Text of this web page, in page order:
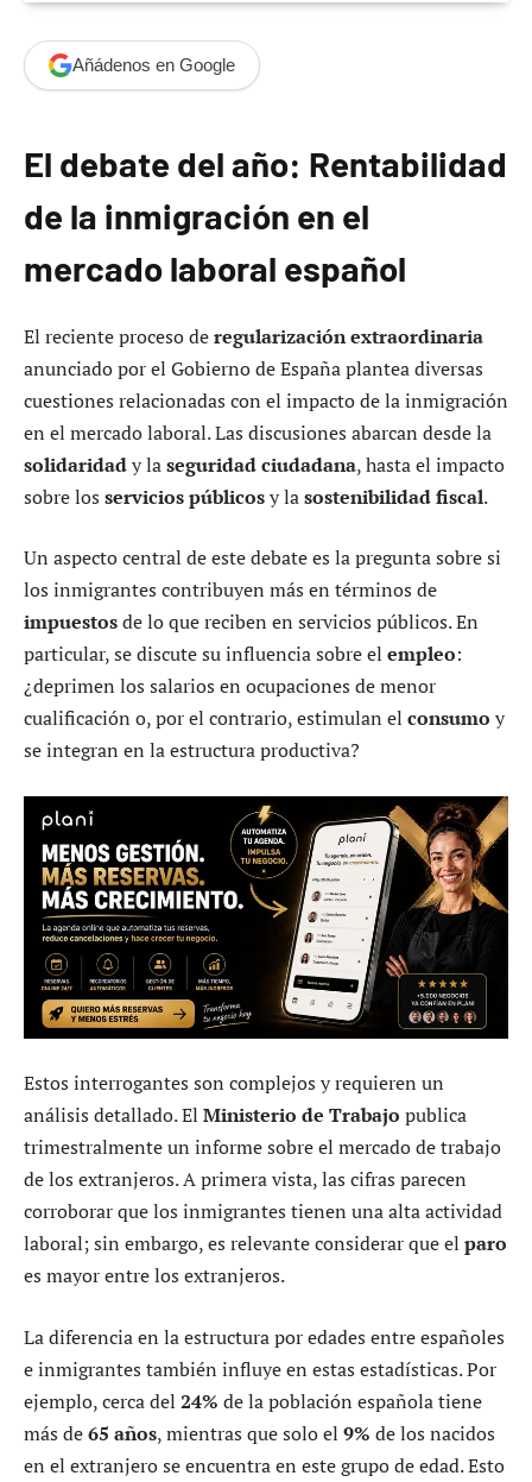
Añádenos en Google
El debate del año: Rentabilidad
de la inmigración en el
mercado laboral español
El reciente proceso deregularización extraordinaria
anunciado por el Gobierno de España plantea diversas
cuestiones relacionadas con el impacto de la inmigración
en el mercado laboral. Las discusiones abarcan desde la
solidaridady laseguridad ciudadana, hasta el impacto
sobre los servicios públicosy lasostenibilidad fiscal.
Un aspecto central de este debate es la pregunta sobre si
los inmigrantes contribuyen más en términos de
impuestosde lo que reciben en servicios públicos. En
particular, se discute su influencia sobre el empleo:
¿deprimen los salarios en ocupaciones de menor
cualificación o, por el contrario, estimulan el consumo y
se integran en la estructura productiva?
Estos interrogantes son complejos y requieren un
análisis detallado. El Ministerio de Trabajo publica
trimestralmente un informe sobre el mercado de trabajo
de los extranjeros. A primera vista, las cifras parecen
corroborar que los inmigrantes tienen una alta actividad
laboral; sin embargo, es relevante considerar que el paro
es mayor entre los extranjeros.
La diferencia en la estructura por edades entre españoles
e inmigrantes también influye en estas estadísticas. Por
ejemplo, cerca del 24% de la población española tiene
más de65 años, mientras que solo el 9% de los nacidos
en el extranjero se encuentra en este grupo de edad. Esto